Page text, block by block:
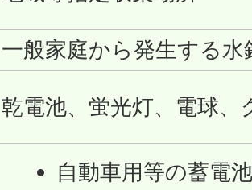
一般家庭から発生する水
乾電池、蛍光灯、電球、
自動車用等の蓄電